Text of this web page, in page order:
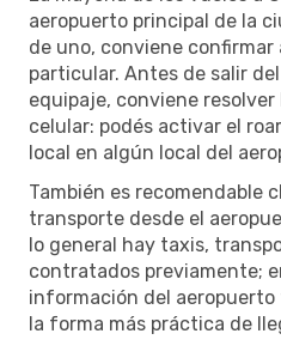
aeropuerto principal de la
de uno, conviene
particular. Antes de salir
equipaje, conviene
celular: podés activar el
local en algún local del
También es recomendable
transporte desde el
lo general hay taxis,
contratados previamente;
información del
la forma más práctica de